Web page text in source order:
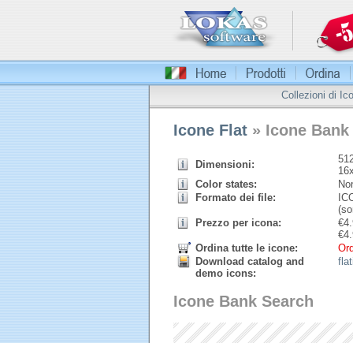
Collezioni di
Icone Flat » Icone
Dimensioni:
Color states:
Formato dei file:
Prezzo per icona:
€
€
Ordina tutte le icone:
Download catalog and
demo icons:
Icone Bank Search